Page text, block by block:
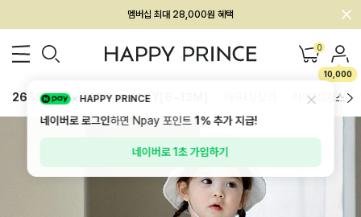
회원전용 아울렛, 가입하면 ~60% 할인!
멤버십 최대 28,000원 혜택 0
10,000
26SS 신상 BEST BABY[6~12M] 하의/레깅스
HAPPY PRINCE
네이버로 로그인하면 Npay 포인트1%추가 지급!
네이버로 1초 가입하기